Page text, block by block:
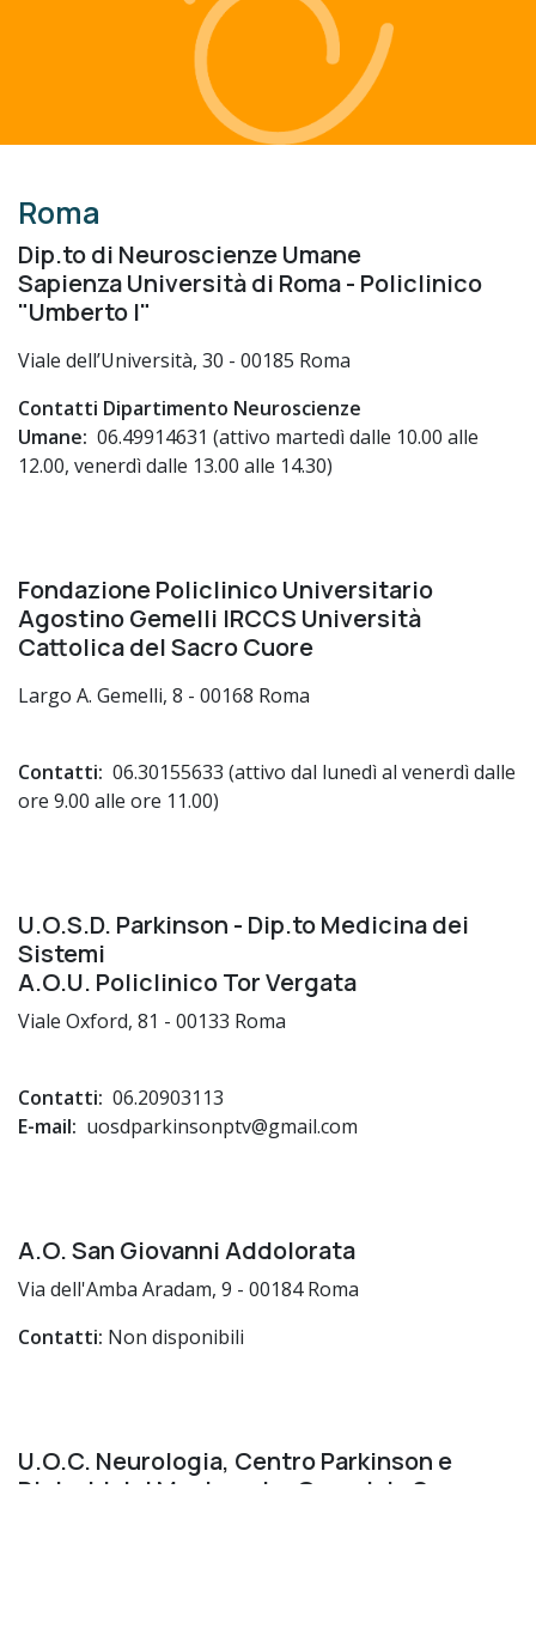
Roma
Dip.to di Neuroscienze Umane
Sapienza Università di Roma - Policlinico
"Umberto I"
Viale dell’Università, 30 - 00185 Roma
Contatti Dipartimento Neuroscienze
Umane: 06.49914631 (attivo martedì dalle 10.00 alle
12.00, venerdì dalle 13.00 alle 14.30)
Fondazione Policlinico Universitario
Agostino Gemelli IRCCS Università
Cattolica del Sacro Cuore
Largo A. Gemelli, 8 - 00168 Roma
Contatti: 06.30155633 (attivo dal lunedì al venerdì dalle
ore 9.00 alle ore 11.00)
U.O.S.D. Parkinson - Dip.to Medicina dei
Sistemi
A.O.U. Policlinico Tor Vergata
Viale Oxford, 81 - 00133 Roma
Contatti: 06.20903113
E-mail: uosdparkinsonptv@gmail.com
A.O. San Giovanni Addolorata
Via dell'Amba Aradam, 9 - 00184 Roma
Contatti: Non disponibili
U.O.C. Neurologia, Centro Parkinson e
Disturbi del Movimento, Ospedale S.